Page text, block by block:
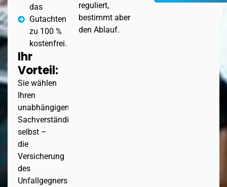
das
Gutachten
zu 100 %
kostenfrei.
Ihr
Vorteil:
Sie wählen
Ihren
unabhängigen
Sachverständigen
selbst –
die
Versicherung
des
Unfallgegners
reguliert,
bestimmt aber
den Ablauf.